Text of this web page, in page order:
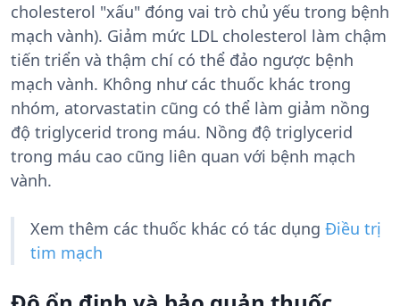
cholesterol "xấu" đóng vai trò chủ yếu trong bệnh
mạch vành). Giảm mức LDL cholesterol làm chậm
tiến triển và thậm chí có thể đảo ngược bệnh
mạch vành. Không như các thuốc khác trong
nhóm, atorvastatin cũng có thể làm giảm nồng
độ triglycerid trong máu. Nồng độ triglycerid
trong máu cao cũng liên quan với bệnh mạch
vành.
Xem thêm các thuốc khác có tác dụng Điều trị
tim mạch